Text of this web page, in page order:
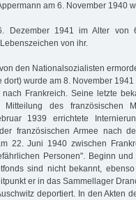
am 6. November 1940
Dezember 1941 im Alter von
von ihr.
den Nationalsozialisten
dort) wurde am 8. November
Frankreich. Seine letzte
des französischen
1939 errichtete
französischen Armee nach
22. Juni 1940 zwischen
Personen". Beginn
sind nicht bekannt,
er in das Sammellager
deportiert. In den Akten